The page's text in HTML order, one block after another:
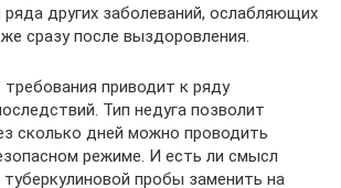
других заболеваний, ослабляющих
сразу после выздоровления.
приводит к ряду
Тип недуга позволит
сколько дней можно проводить
режиме. И есть ли смысл
пробы заменить на